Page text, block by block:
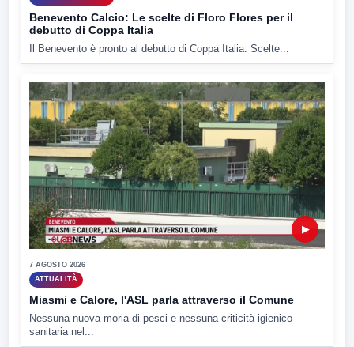
Benevento Calcio: Le scelte di Floro Flores per il
debutto di Coppa Italia
Il Benevento è pronto al debutto di Coppa Italia. Scelte...
▶
7 AGOSTO 2026
ATTUALITÀ
Miasmi e Calore, l'ASL parla attraverso il Comune
Nessuna nuova moria di pesci e nessuna criticità igienico-
sanitaria nel...